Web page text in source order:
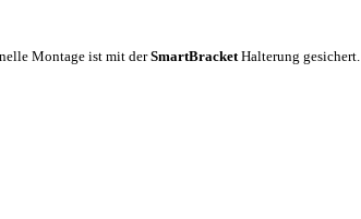
Montage ist mit derSmartBracketHalterung gesichert.